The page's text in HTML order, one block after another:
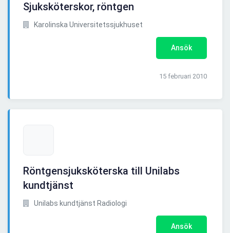
Sjuksköterskor, röntgen
Karolinska Universitetssjukhuset
Ansök
15 februari 2010
Röntgensjuksköterska till Unilabs
kundtjänst
Unilabs kundtjänst Radiologi
Ansök